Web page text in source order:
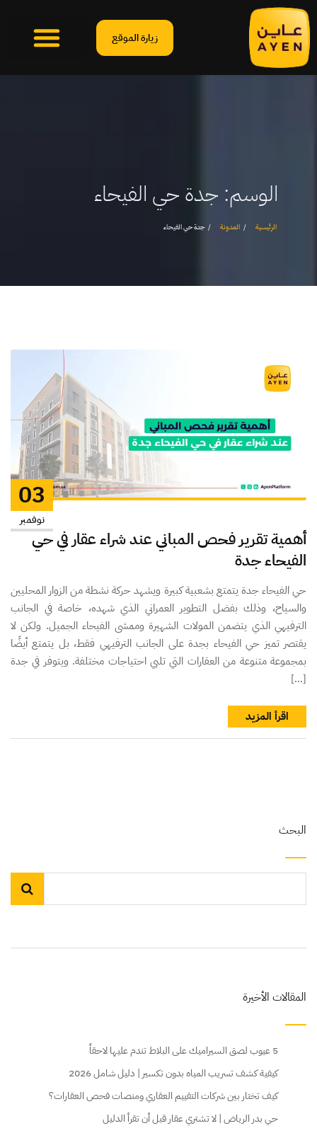
زيارة الموقع
الوسم: جدة حي الفيحاء
الرئيسية المدونة جدة حي الفيحاء
أهمية تقرير فحص المباني عند شراء عقار في حي
الفيحاء جدة
حي الفيحاء جدة يتمتع بشعبية كبيرة ويشهد حركة نشطة من الزوار المحليين
والسياح، وذلك بفضل التطوير العمراني الذي شهده، خاصة في الجانب
الترفيهي الذي يتضمن المولات الشهيرة وممشى الفيحاء الجميل. ولكن لا
يقتصر تميز حي الفيحاء بجدة على الجانب الترفيهي فقط، بل يتمتع أيضًا
بمجموعة متنوعة من العقارات التي تلبي احتياجات مختلفة. ويتوفر في جدة
[…]
03
نوفمبر
اقرأ المزيد
البحث
المقالات الأخيرة
5 عيوب لصق السيراميك على البلاط تندم عليها لاحقاً
كيفية كشف تسريب المياه بدون تكسير | دليل شامل 2026
كيف تختار بين شركات التقييم العقاري ومنصات فحص العقارات؟
حي بدر الرياض | لا تشتري عقار قبل أن تقرأ الدليل